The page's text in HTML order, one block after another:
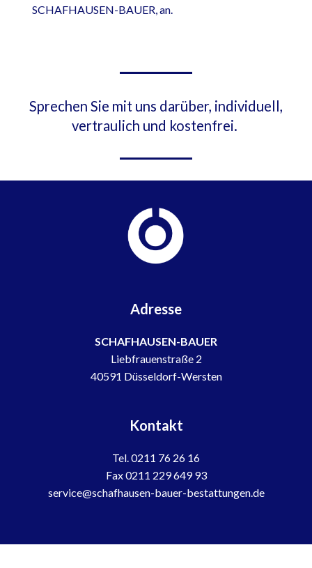
SCHAFHAUSEN-BAUER, an.
Sprechen Sie mit uns darüber, individuell,
vertraulich und kostenfrei.
Adresse
SCHAFHAUSEN-BAUER
Liebfrauenstraße 2
40591 Düsseldorf-Wersten
Kontakt
Tel. 0211 76 26 16
Fax 0211 229 649 93
service@schafhausen-bauer-bestattungen.de